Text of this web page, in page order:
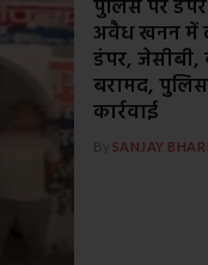
पुलिस पर
अवैध खनन में
डंपर, जेसीबी,
बरामद,
कार्रवाई
By SANJAY